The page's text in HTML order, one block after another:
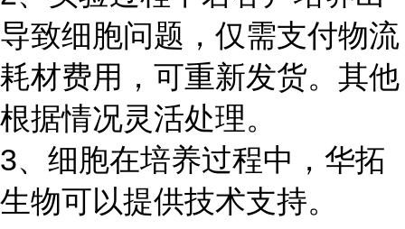
导致细胞问题，仅需支付物流
耗材费用，可重新发货。其他
根据情况灵活处理。
3、细胞在培养过程中，华拓
生物可以提供技术支持。